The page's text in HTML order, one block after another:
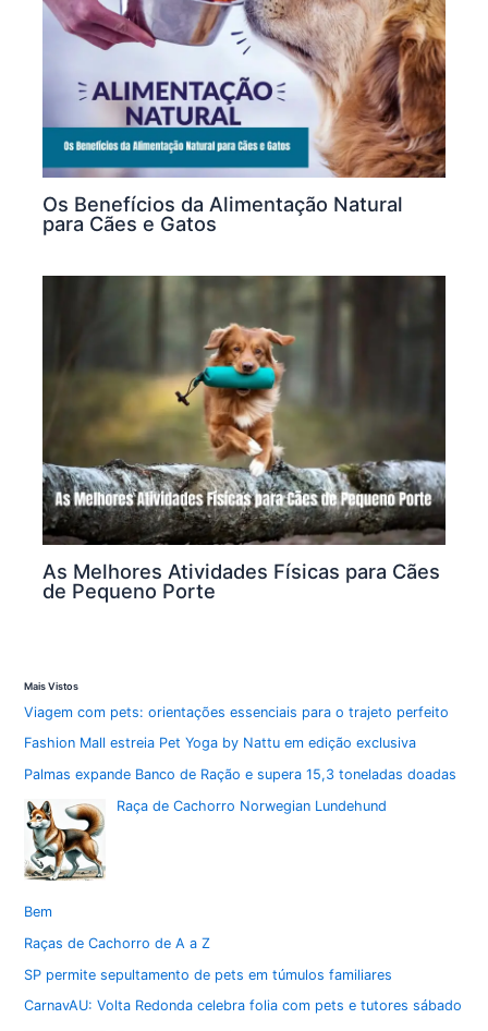
Os Benefícios da Alimentação Natural
para Cães e Gatos
As Melhores Atividades Físicas para Cães
de Pequeno Porte
Mais Vistos
Viagem com pets: orientações essenciais para o trajeto perfeito
Fashion Mall estreia Pet Yoga by Nattu em edição exclusiva
Palmas expande Banco de Ração e supera 15,3 toneladas doadas
Raça de Cachorro Norwegian Lundehund
Bem
Raças de Cachorro de A a Z
SP permite sepultamento de pets em túmulos familiares
CarnavAU: Volta Redonda celebra folia com pets e tutores sábado